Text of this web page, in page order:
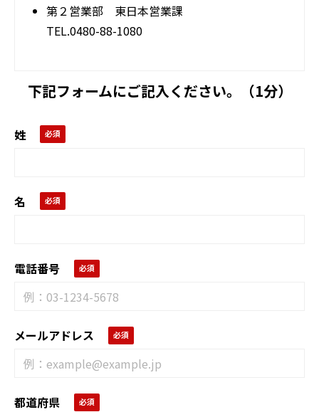
第２営業部 東日本営業課
TEL.0480-88-1080
下記フォームにご記入ください。（1分）
姓
名
電話番号
メールアドレス
都道府県